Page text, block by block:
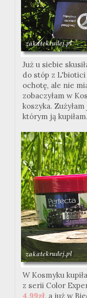
Już u siebie
do stóp z L'biotici
ochotę, ale nie
zobaczyłam w
koszyka.
którym ją
W Kosmyku
z serii Color
4.99zł, a już w